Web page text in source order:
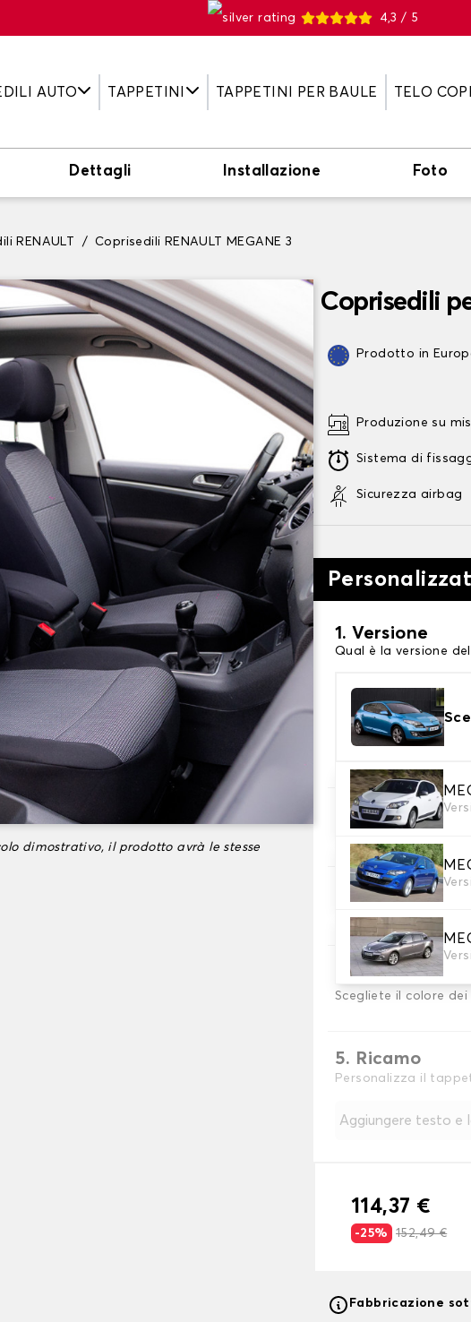
4,3 / 5
AUTO TAPPETINI TAPPETINI PER BAULE TELO
Dettagli Installazione Foto
RENAULT Coprisedili RENAULT MEGANE 3
dimostrativo, il prodotto avrà le stesse
Coprisedili
Prodotto in
Produzione su
Sistema di
Sicurezza airbag
1. Versione
Qual è la versione
2. Set di
3. Materiale
Scegliete il
4. Colore
Scegliete il colore
5. Ricamo
Personalizza il
Aggiungere testo e
114,37 €
-25% 152,49 €
Fabbricazione